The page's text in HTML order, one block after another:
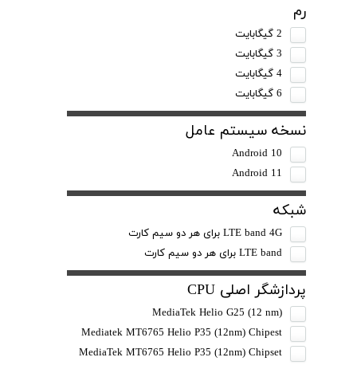
رم
2 گیگابایت
3 گیگابایت
4 گیگابایت
6 گیگابایت
نسخه سیستم عامل
Android 10
Android 11
شبکه
LTE band 4G برای هر دو سیم کارت
LTE band برای هر دو سیم کارت
پردازشگر اصلی CPU
MediaTek Helio G25 (12 nm)
Mediatek MT6765 Helio P35 (12nm) Chipest
MediaTek MT6765 Helio P35 (12nm) Chipset